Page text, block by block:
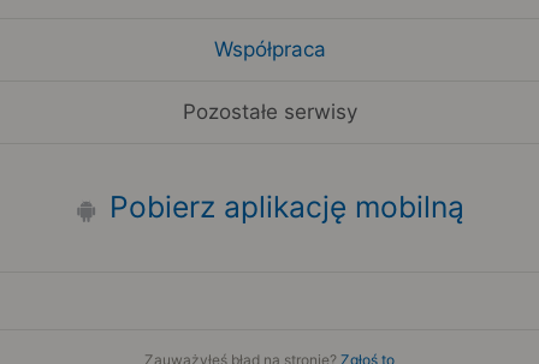
Współpraca
Pozostałe serwisy
Pobierz aplikację mobilną
Zauważyłeś błąd na stronie? Zgłoś to